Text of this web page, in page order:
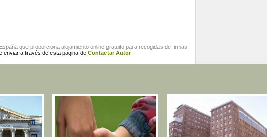
que proporciona alojamiento online gratuito para recogidas de firmas
enviar a través de esta página de Contactar Autor